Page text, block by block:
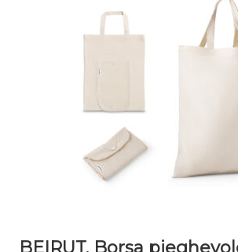
BEIRUT. Borsa